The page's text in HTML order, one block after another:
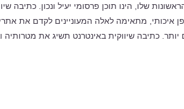
שלו, הינו תוכן פרסומי יעיל ונכון. כתיבה
איכותי, מתאימה לאלה המעוניינים לקדם את
כתיבה שיווקית באינטרנט תשיג את מטרותיה